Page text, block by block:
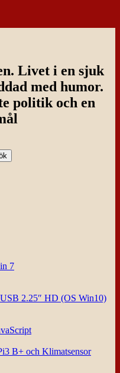
Livet i en sjuk
med humor.
politik och en
7
2.25″ HD (OS Win10)
B+ och Klimatsensor